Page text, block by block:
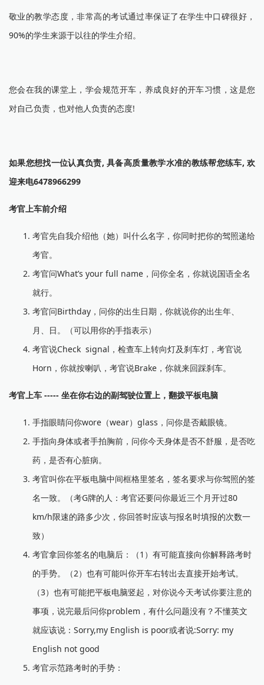
敬业的教学态度，非常高的考试通过率保证了在学生中口碑很好，
90%的学生来源于以往的学生介绍。
您会在我的课堂上，学会规范开车，养成良好的开车习惯，这是您
对自己负责，也对他人负责的态度!
如果您想找一位认真负责, 具备高质量教学水准的教练帮您练车, 欢
迎来电6478966299
考官上车前介绍
考官先自我介绍他（她）叫什么名字，你同时把你的驾照递给
考官。
考官问What’s your full name，问你全名，你就说国语全名
就行。
考官问Birthday，问你的出生日期，你就说你的出生年、
月、日。（可以用你的手指表示）
考官说Check signal，检查车上转向灯及刹车灯，考官说
Horn，你就按喇叭，考官说Brake，你就来回踩刹车。
考官上车 ----- 坐在你右边的副驾驶位置上，翻拨平板电脑
手指眼睛问你wore（wear）glass，问你是否戴眼镜。
手指向身体或者手拍胸前，问你今天身体是否不舒服，是否吃
药，是否有心脏病。
考官叫你在平板电脑中间框格里签名，签名要求与你驾照的签
名一致。（考G牌的人：考官还要问你最近三个月开过80
km/h限速的路多少次，你回答时应该与报名时填报的次数一
致）
考官拿回你签名的电脑后：（1）有可能直接向你解释路考时
的手势。（2）也有可能叫你开车右转出去直接开始考试。
（3）也有可能把平板电脑竖起，对你说今天考试你要注意的
事项，说完最后问你problem，有什么问题没有？不懂英文
就应该说：Sorry,my English is poor或者说:Sorry: my
English not good
考官示范路考时的手势：